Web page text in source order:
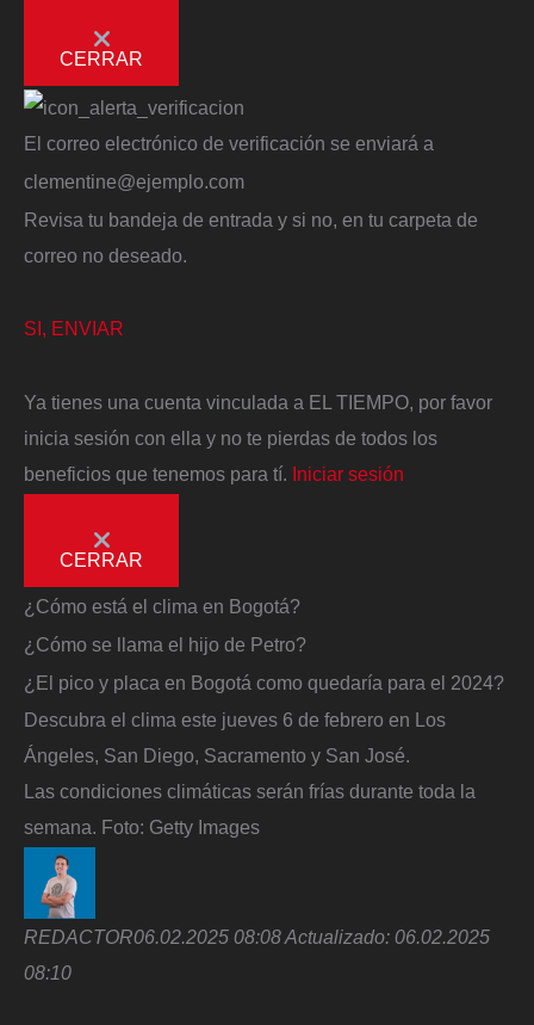
CERRAR
El correo electrónico de verificación se enviará a
clementine@ejemplo.com
Revisa tu bandeja de entrada y si no, en tu carpeta de
correo no deseado.
SI, ENVIAR
Ya tienes una cuenta vinculada a EL TIEMPO, por favor
inicia sesión con ella y no te pierdas de todos los
beneficios que tenemos para tí. Iniciar sesión
CERRAR
¿Cómo está el clima en Bogotá?
¿Cómo se llama el hijo de Petro?
¿El pico y placa en Bogotá como quedaría para el 2024?
Descubra el clima este jueves 6 de febrero en Los
Ángeles, San Diego, Sacramento y San José.
Las condiciones climáticas serán frías durante toda la
semana. Foto: Getty Images
REDACTOR06.02.2025 08:08Actualizado: 06.02.2025
08:10